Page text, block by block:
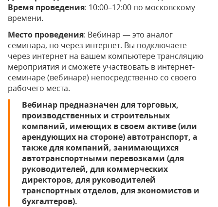
Время проведения: 10:00–12:00 по московскому
времени.
Место проведения: Вебинар — это аналог
семинара, но через интернет. Вы подключаете
через интернет на вашем компьютере трансляцию
мероприятия и сможете участвовать в интернет-
семинаре (вебинаре) непосредственно со своего
рабочего места.
Вебинар предназначен для торговых,
производственных и строительных
компаний, имеющих в своем активе (или
арендующих на стороне) автотранспорт, а
также для компаний, занимающихся
автотранспортными перевозками (для
руководителей, для коммерческих
директоров, для руководителей
транспортных отделов, для экономистов и
бухгалтеров).